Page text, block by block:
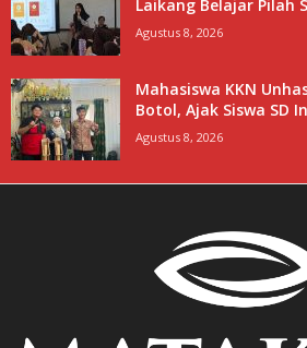
Laikang Belajar Pilah
Agustus 8, 2026
Mahasiswa KKN
Botol, Ajak Siswa SD
Agustus 8, 2026